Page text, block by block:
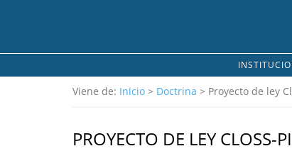
Viene de: Inicio > Doctrina > Proyecto de ley
PROYECTO DE LEY CLOSS-